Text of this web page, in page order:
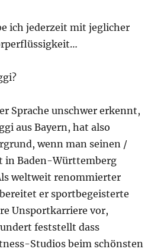
ich jederzeit mit jeglicher
Sprache unschwer erkennt,
aus Bayern, hat also
wenn man seinen /
in Baden-Württemberg
weltweit renommierter
er sportbegeisterte
Unsportkarriere vor,
feststellt dass
Studios beim schönsten